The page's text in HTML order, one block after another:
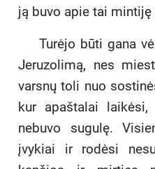
ją buvo apie tai mintiję
Turėjo būti gana
Jeruzolimą, nes
varsnų toli nuo
kur apaštalai
nebuvo sugulę.
įvykiai ir rodėsi